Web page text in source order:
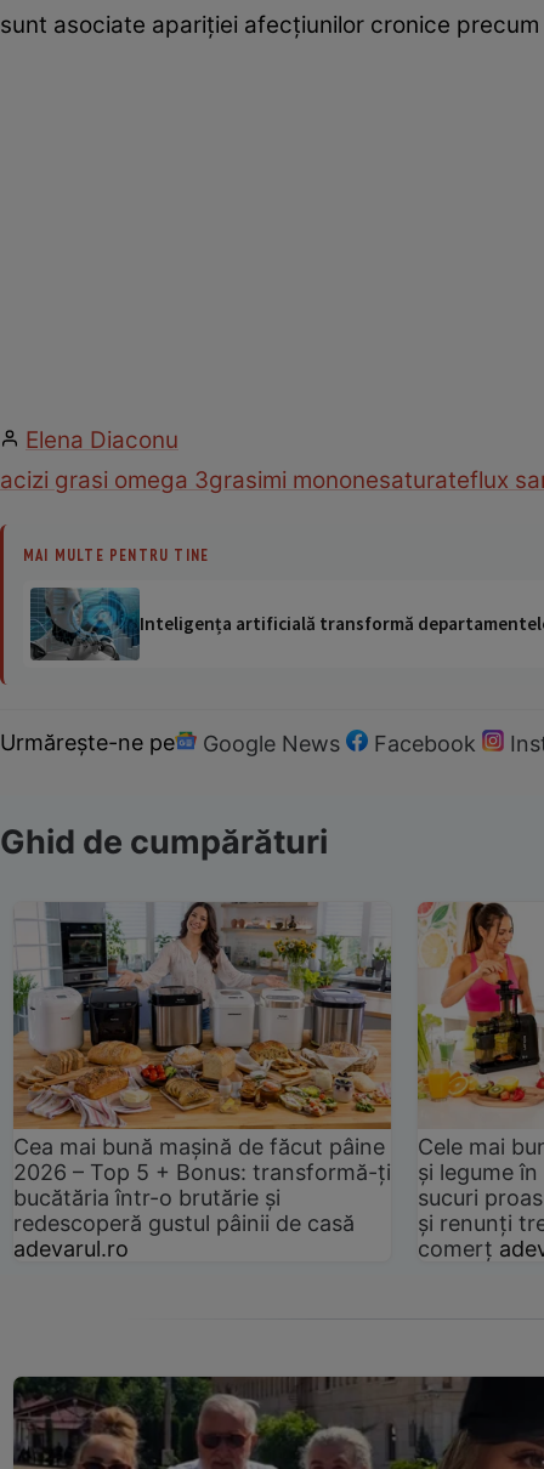
sunt asociate apariţiei afecţiunilor cronice
Elena Diaconu
acizi grasi omega 3grasimi mononesaturateflux
MAI MULTE PENTRU TINE
Inteligența artificială transformă
Urmărește-ne pe Google News Facebook
Ghid de cumpărături
Cea mai bună mașină de făcut pâine
2026 – Top 5 + Bonus: transformă-ți
bucătăria într-o brutărie și
redescoperă gustul pâinii de casă
adevarul.ro
Cele mai
și legume
sucuri
și renunți
comerț